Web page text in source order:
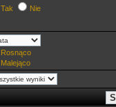
Tak Nie
Rosnąco
Malejąco